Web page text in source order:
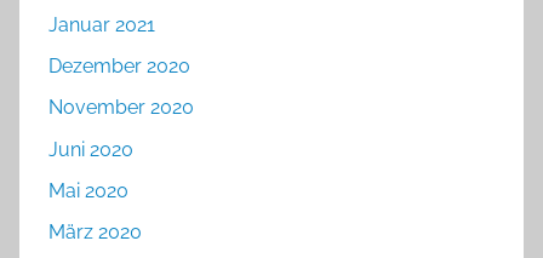
Januar 2021
Dezember 2020
November 2020
Juni 2020
Mai 2020
März 2020